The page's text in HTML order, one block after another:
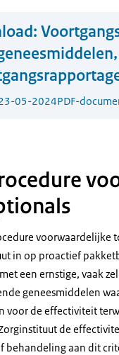
05-2024PDF-
voorwaardelijke
in op proactief
een ernstige, vaak
geneesmiddelen
voor de effectiviteit
de
behandeling aan dit